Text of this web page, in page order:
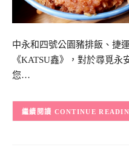
中永和四號公園豬排飯、捷
《KATSU鑫》，對於尋覓
您…
CONTINUE